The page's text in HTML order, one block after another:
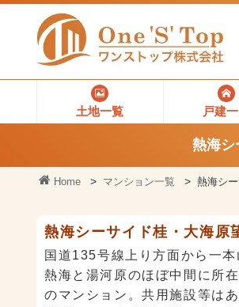
土地一覧 戸建
熱海シ
Home マンション一覧 熱海シ
熱海シーサイド桂・大海原
国道135号線上り方面から一
熱海と湯河原のほぼ中間に所
のマンション。共用施設等は